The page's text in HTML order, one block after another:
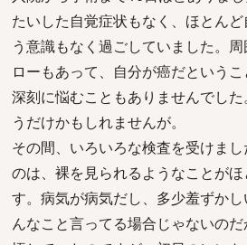
たいした自覚症状もなく、ほとん
う意識もなく過ごしていました。
ローもあって、自分が癌だという
深刻に悩むこともありませんでし
うだけかもしれませんが。
その間、いろいろな検査を受けま
のは、裸を見られるようなことが
す。病気が病気だし、多少羞ずか
んなこと言ってる場合じゃないの